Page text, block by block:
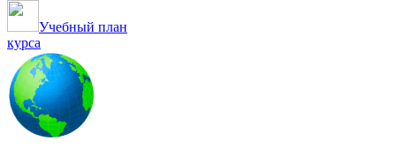
Учебный план
курса